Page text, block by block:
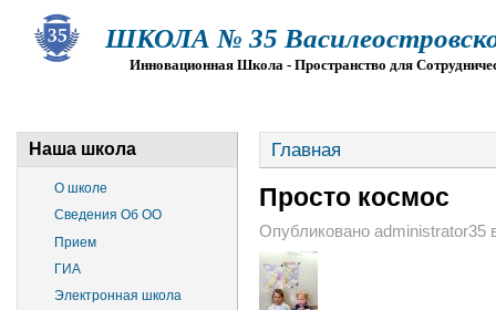
ШКОЛА № 35
Инновационная Школа - Пространство для
Наша школа
О школе
Сведения Об ОО
Прием
ГИА
Электронная школа
Главная
Просто космос
Опубликовано administrator35